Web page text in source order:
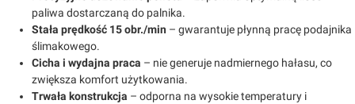
paliwa dostarczaną do palnika.
Stała prędkość 15 obr./min – gwarantuje płynną pracę podajnika
ślimakowego.
Cicha i wydajna praca – nie generuje nadmiernego hałasu, co
zwiększa komfort użytkowania.
Trwała konstrukcja – odporna na wysokie temperatury i